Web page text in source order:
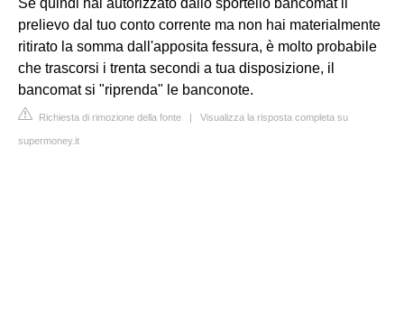
prelievo dal tuo conto corrente ma non hai materialmente
ritirato la somma dall'apposita fessura, è molto probabile
che trascorsi i trenta secondi a tua disposizione, il
bancomat si "riprenda" le banconote.
Richiesta di rimozione della fonte | Visualizza la risposta completa su
supermoney.it